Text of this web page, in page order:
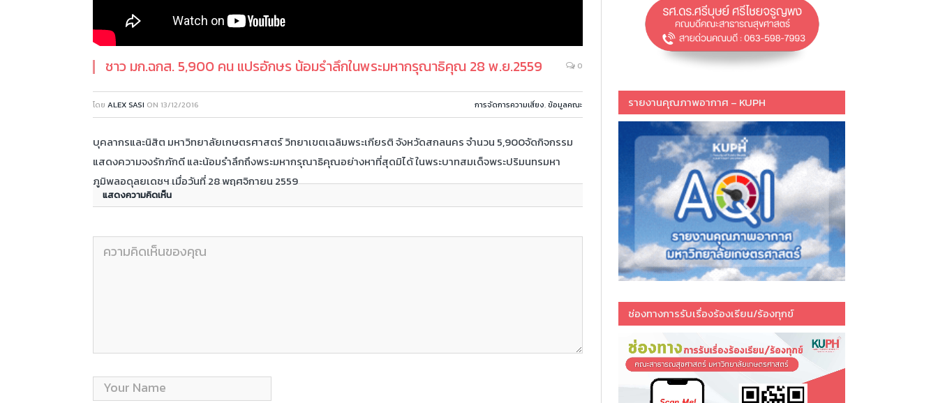
ชาว มก.ฉกส. 5,900 คน แปรอักษร น้อมรำลึกในพระมหากรุณาธิคุณ 28 พ.ย.2559 0
โดย ALEX SASI ON 13/12/2016 การจัดการความเสี่ยง,ข้อมูลคณะ
บุคลากรและนิสิต มหาวิทยาลัยเกษตรศาสตร์ วิทยาเขตเฉลิมพระเกียรติ จังหวัดสกลนคร จำนวน 5,900จัดกิจกรรม
แสดงความจงรักภักดี และน้อมรำลึกถึงพระมหากรุณาธิคุณอย่างหาที่สุดมิได้ ในพระบาทสมเด็จพระปริมนทรมหา
ภูมิพลอดุลยเดชฯ เมื่อวันที่ 28 พฤศจิกายน 2559
แสดงความคิดเห็น
รายงานคุณภาพอากาศ – KUPH
ช่องทางการรับเรื่องร้องเรียน/ร้องทุกข์